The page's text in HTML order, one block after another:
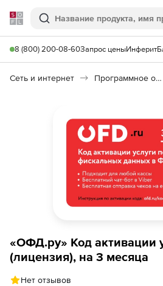
Softline
Поиск
8 (800) 200-08-60Запрос ценыИнферит
Сеть и интернет Программное обеспечение для мобильной связи
«ОФД.ру» Код активации
(лицензия), на 3 месяца
Нет отзывов